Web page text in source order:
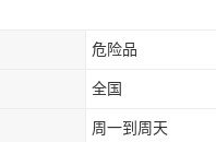
危险品
全国
周一到周天